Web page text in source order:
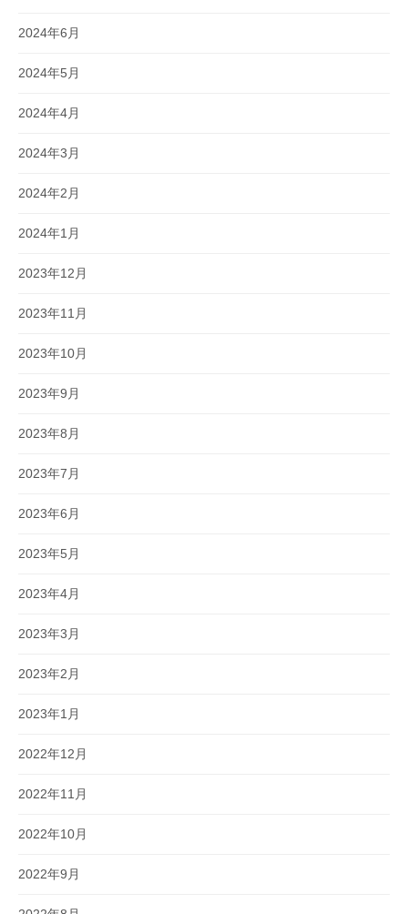
2024年6月
2024年5月
2024年4月
2024年3月
2024年2月
2024年1月
2023年12月
2023年11月
2023年10月
2023年9月
2023年8月
2023年7月
2023年6月
2023年5月
2023年4月
2023年3月
2023年2月
2023年1月
2022年12月
2022年11月
2022年10月
2022年9月